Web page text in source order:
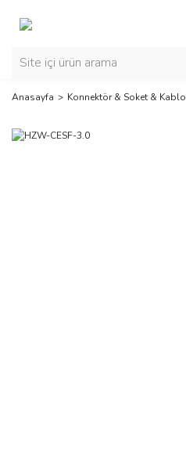
Anasayfa Konnektör & Soket & Kablo